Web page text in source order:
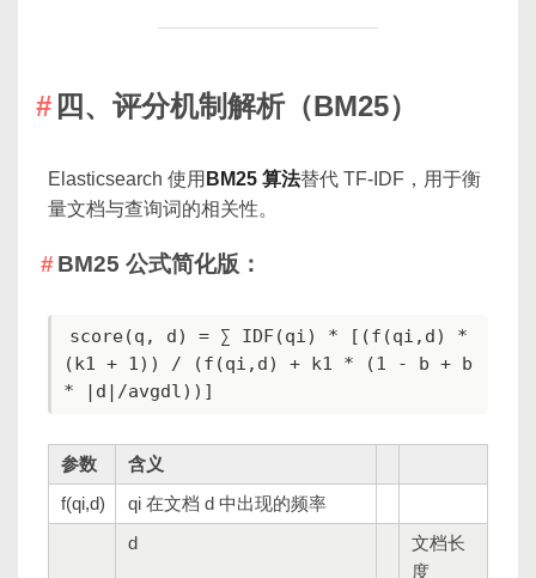
四、评分机制解析（BM25）
Elasticsearch 使用 BM25 算法替代 TF-IDF，用于衡
量文档与查询词的相关性。
BM25 公式简化版：
score(q, d) = ∑ IDF(qi) * [(f(qi,d) *
(k1 + 1)) / (f(qi,d) + k1 * (1 - b + b
* |d|/avgdl))]
参数
含义
f(qi,d)
qi 在文档 d 中出现的频率
d
文档长
度